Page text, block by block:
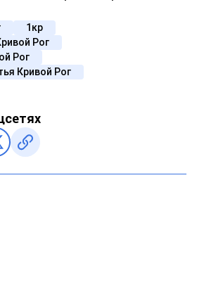
1кр
Рог
Рог
Кривой Рог